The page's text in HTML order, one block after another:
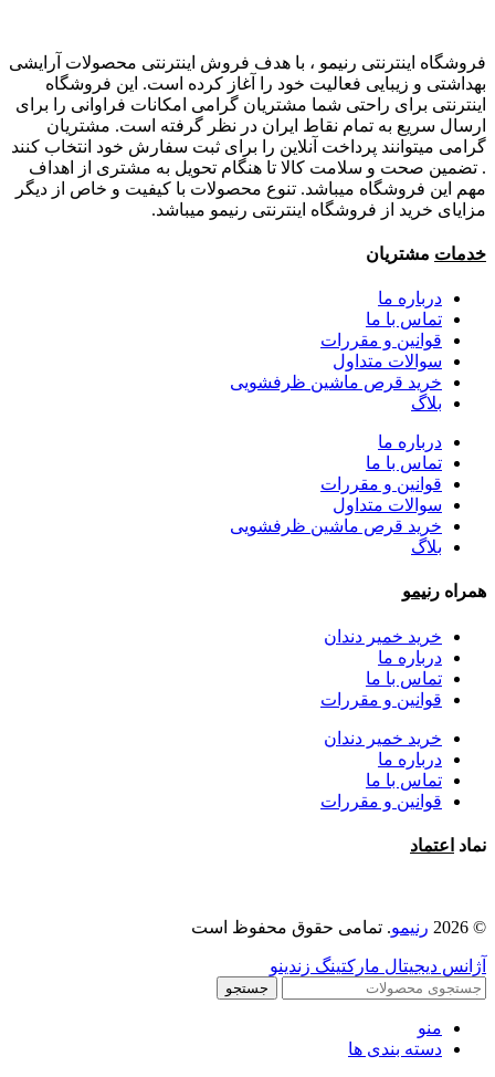
فروشگاه اینترنتی رنیمو ، با هدف فروش اینترنتی محصولات آرایشی
بهداشتی و زیبایی فعالیت خود را آغاز کرده است. این فروشگاه
اینترنتی برای راحتی شما مشتریان گرامی امکانات فراوانی را برای
ارسال سریع به تمام نقاط ایران در نظر گرفته است. مشتریان
گرامی میتوانند پرداخت آنلاین را برای ثبت سفارش خود انتخاب کنند
. تضمین صحت و سلامت کالا تا هنگام تحویل به مشتری از اهداف
مهم این فروشگاه میباشد. تنوع محصولات با کیفیت و خاص از دیگر
مزایای خرید از فروشگاه اینترنتی رنیمو میباشد.
خدمات مشتریان
درباره ما
تماس با ما
قوانین و مقررات
سوالات متداول
خرید قرص ماشین ظرفشویی
بلاگ
درباره ما
تماس با ما
قوانین و مقررات
سوالات متداول
خرید قرص ماشین ظرفشویی
بلاگ
همراه رنیمو
خرید خمیر دندان
درباره ما
تماس با ما
قوانین و مقررات
خرید خمیر دندان
درباره ما
تماس با ما
قوانین و مقررات
نماد اعتماد
© 2026 رنیمو. تمامی حقوق محفوظ است
آژانس دیجیتال مارکتینگ زندینو
جستجو
منو
دسته بندی ها